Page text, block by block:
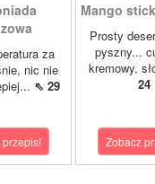
za
nic nie
⇖ 29
Mango
Prosty
pyszny...
kremowy,
24
Zobacz